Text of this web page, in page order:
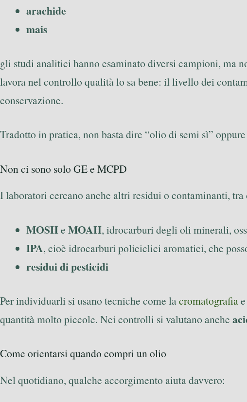
arachide
mais
gli studi analitici hanno esaminato diversi campioni, ma
lavora nel controllo qualità lo sa bene: il livello dei
conservazione.
Tradotto in pratica, non basta dire “olio di semi sì”
Non ci sono solo GE e MCPD
I laboratori cercano anche altri residui o contaminanti, tra
MOSHe MOAH, idrocarburi degli oli minerali,
IPA, cioè idrocarburi policiclici aromatici, che
residui di pesticidi
Per individuarli si usano tecniche come lacromatografia
quantità molto piccole. Nei controlli si valutano anche
Come orientarsi quando compri un olio
Nel quotidiano, qualche accorgimento aiuta davvero: